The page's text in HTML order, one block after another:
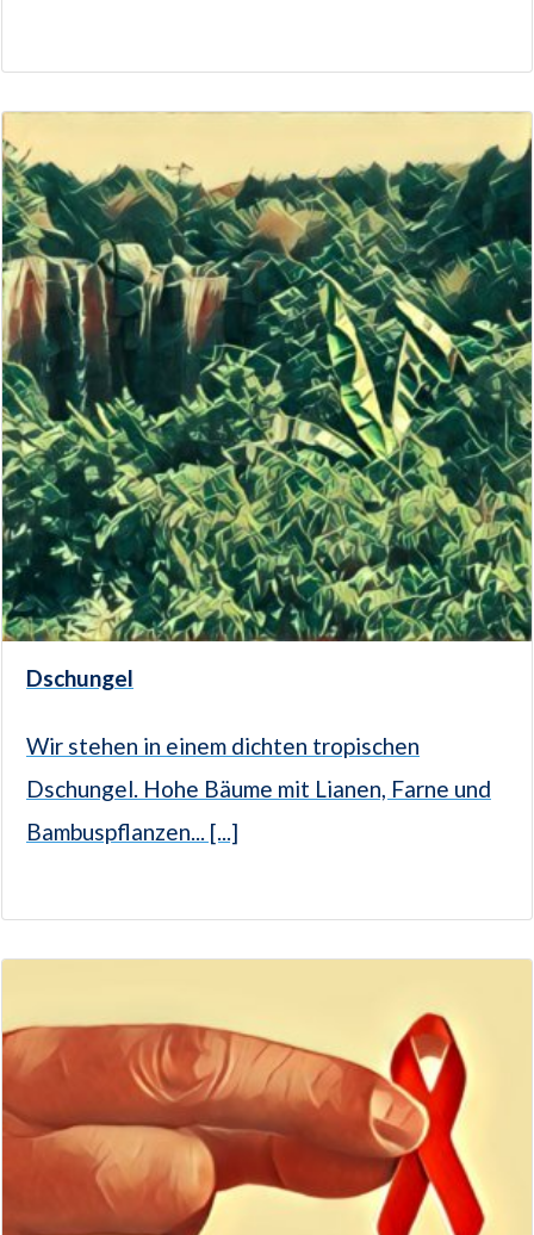
Dschungel
Wir stehen in einem dichten tropischen
Dschungel. Hohe Bäume mit Lianen, Farne und
Bambuspflanzen... [...]